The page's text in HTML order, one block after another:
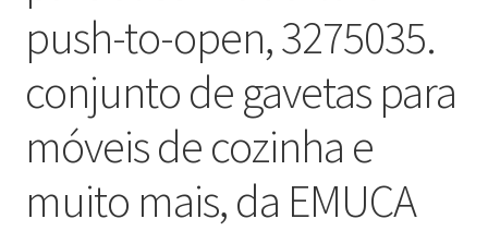
push-to-open, 3275035.
conjunto de gavetas para
móveis de cozinha e
muito mais, da EMUCA